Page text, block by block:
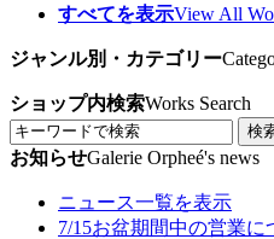
すべてを表示View All
ジャンル別・カテゴリー
ショップ内検索Works Search
検
お知らせGalerie Orpheé's news
ニュース一覧を表示
7/15お盆期間中の営業に